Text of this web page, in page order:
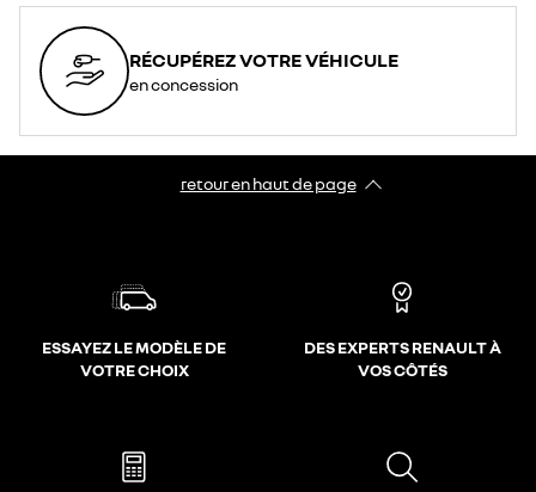
RÉCUPÉREZ VOTRE VÉHICULE
en concession
retour en haut de page​
ESSAYEZ LE MODÈLE DE
VOTRE CHOIX
DES EXPERTS RENAULT À
VOS CÔTÉS